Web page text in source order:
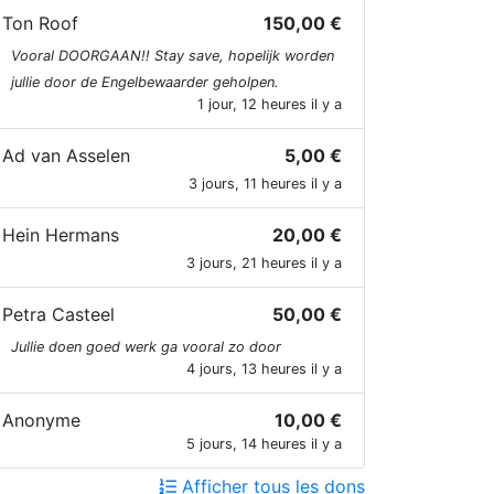
media het verhaal had opgepakt kwamen
er donaties binnen waardoor ze daarna
meerdere keren terug zijn kunnen gaan en
per dag zo'n 2000 porties friet konden
In totaal hebben Franky en Coen
al meer dan 90.000 porties friet
uitgedeeld en even zoveel snacks.
Franky en Coen bakken niet alleen friet en
snacks maar steunen ook op andere
oorlogsslachtoffers. Ze helpen een
Oekraïnse organisatie die medicijnen naar
frontgebieden brengt en zijn sinds kort
bezig met structurele hulp aan
weeshuizen.
Omdat Coen en Franky een tweemans
organisatie zijn en op social media verslag
Ton Roof 150,00 €
Vooral DOORGAAN!! Stay save, hopelijk worden
jullie door de Engelbewaarder geholpen.
1 jour, 12 heures il y a
Ad van Asselen 5,00 €
3 jours, 11 heures il y a
Hein Hermans 20,00 €
3 jours, 21 heures il y a
Petra Casteel 50,00 €
Jullie doen goed werk ga vooral zo door
4 jours, 13 heures il y a
Anonyme 10,00 €
5 jours, 14 heures il y a
Afficher tous les dons